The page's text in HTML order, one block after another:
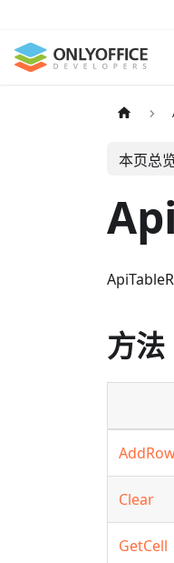
本页总
方法
Clear
GetCell